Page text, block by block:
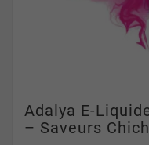
Adalya E-
– Saveurs